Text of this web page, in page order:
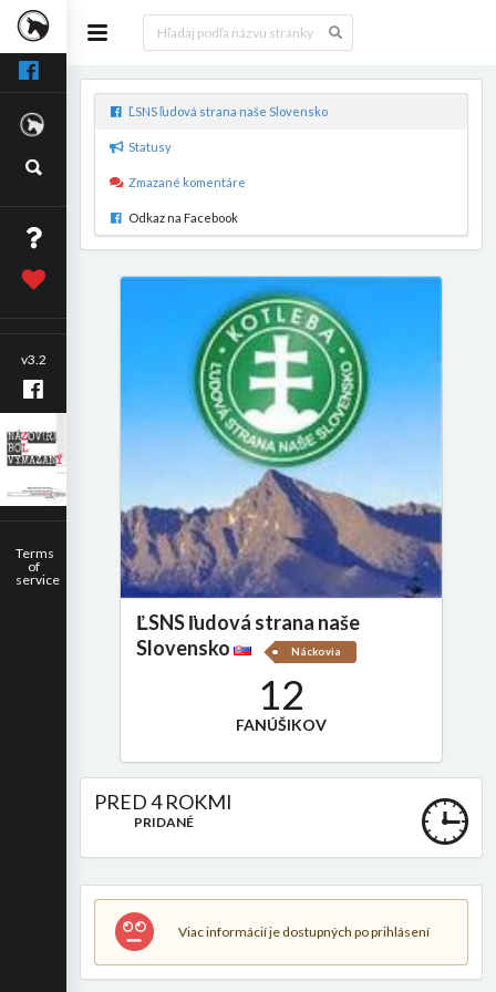
v3.2
Terms
of
service
ĽSNS ľudová strana naše Slovensko
Statusy
Zmazané komentáre
Odkaz na Facebook
ĽSNS ľudová strana naše
Slovensko
Náckovia
12
FANÚŠIKOV
PRED 4 ROKMI
PRIDANÉ
Viac informácií je dostupných po prihlásení